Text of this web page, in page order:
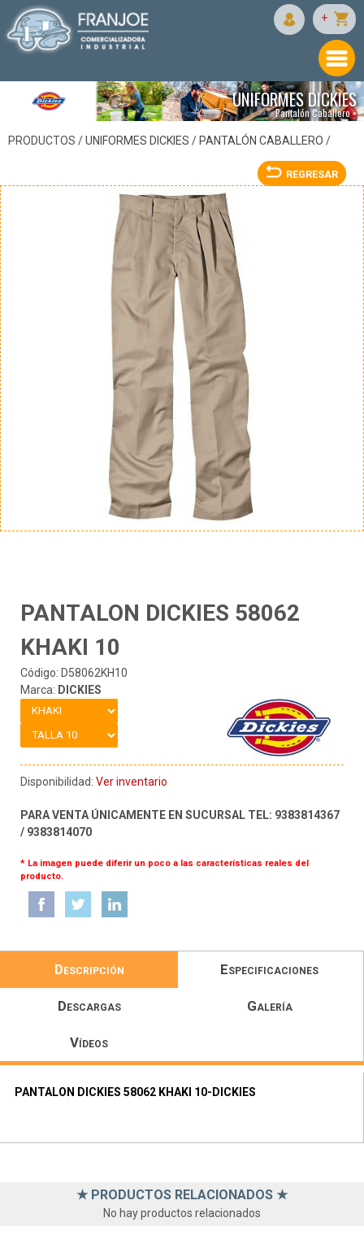
+
UNIFORMES DICKIES
Pantalón Caballero •
PRODUCTOS /UNIFORMES DICKIES / PANTALÓN CABALLERO /
REGRESAR
PANTALON DICKIES 58062
KHAKI 10
Código: D58062KH10
Marca: DICKIES
Disponibilidad: Ver inventario
PARA VENTA ÚNICAMENTE EN SUCURSAL TEL: 9383814367
/ 9383814070
* La imagen puede diferir un poco a las características reales del
producto.
Descripción Especificaciones
Descargas Galería
Vídeos
PANTALON DICKIES 58062 KHAKI 10-DICKIES
★ PRODUCTOS RELACIONADOS ★
No hay productos relacionados